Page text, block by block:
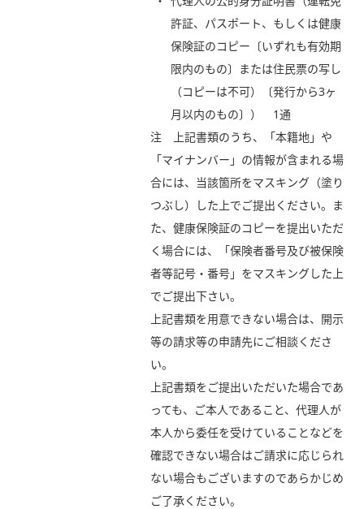
許証、パスポート、もしくは健康
保険証のコピー〔いずれも有効期
限内のもの〕または住民票の写し
（コピーは不可）〔発行から3ヶ
月以内のもの〕） 1通
注 上記書類のうち、「本籍地」や
「マイナンバー」の情報が含まれる場
合には、当該箇所をマスキング（塗り
つぶし）した上でご提出ください。ま
た、健康保険証のコピーを提出いただ
く場合には、「保険者番号及び被保険
者等記号・番号」をマスキングした上
でご提出下さい。
上記書類を用意できない場合は、開示
等の請求等の申請先にご相談くださ
い。
上記書類をご提出いただいた場合であ
っても、ご本人であること、代理人が
本人から委任を受けていることなどを
確認できない場合はご請求に応じられ
ない場合もございますのであらかじめ
ご了承ください。